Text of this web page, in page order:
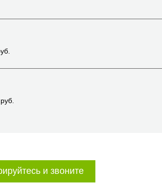
руб.
и звоните